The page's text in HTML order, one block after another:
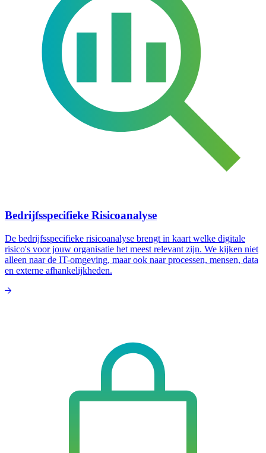
Bedrijfsspecifieke Risicoanalyse
De bedrijfsspecifieke risicoanalyse brengt in kaart welke digitale
risico's voor jouw organisatie het meest relevant zijn. We kijken niet
alleen naar de IT-omgeving, maar ook naar processen, mensen, data
en externe afhankelijkheden.